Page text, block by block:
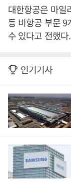
대한항공은 마일
등 비항공 부문 9
수 있다고 전했
인기기사